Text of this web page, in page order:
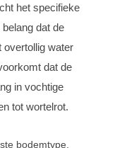
het specifieke
dat de
overtollig water
dat de
in vochtige
tot wortelrot.
bodemtype,